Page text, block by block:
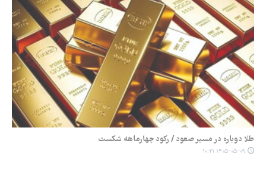
طلا دوباره در مسیر صعود / رکود چهارماهه شکست
۱۴۰۵-۰۵-۰۹ ۱۰:۲۱